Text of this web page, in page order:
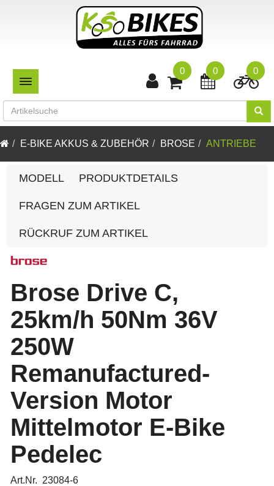
TOGGLE NAVIGATION
0
0
0
E-BIKE AKKUS & ZUBEHÖR BROSE ANTRIEBE
MODELL PRODUKTDETAILS
FRAGEN ZUM ARTIKEL
RÜCKRUF ZUM ARTIKEL
Brose Drive C,
25km/h 50Nm 36V
250W
Remanufactured-
Version Motor
Mittelmotor E-Bike
Pedelec
Art.Nr. 23084-6